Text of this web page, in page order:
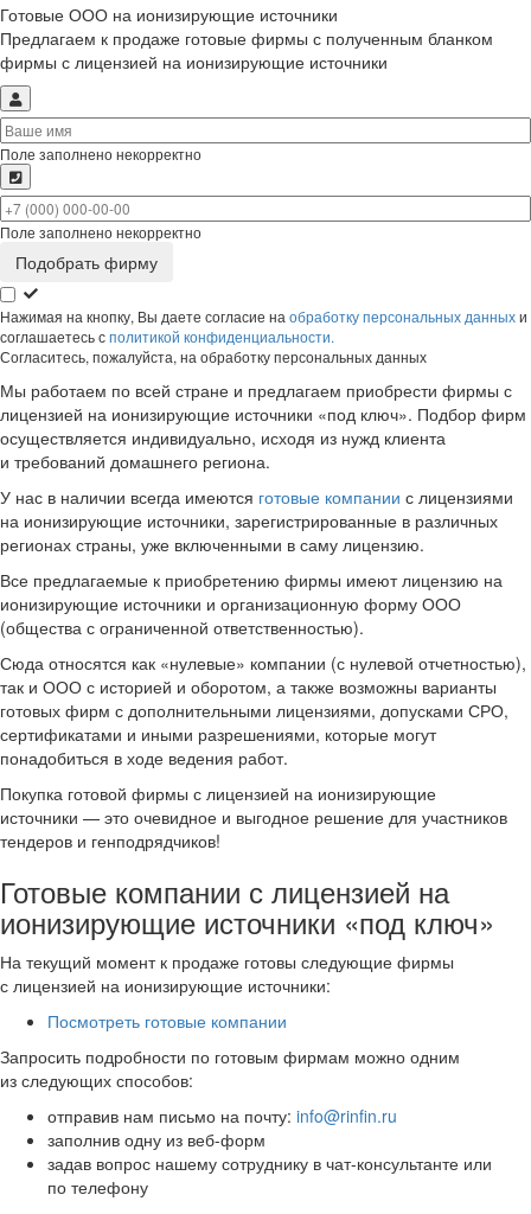
Готовые ООО на ионизирующие источники
Предлагаем к продаже готовые фирмы с полученным бланком
фирмы с лицензией на ионизирующие источники
Поле заполнено некорректно
Поле заполнено некорректно
Нажимая на кнопку, Вы даете согласие на обработку персональных данныхи
соглашаетесь сполитикой конфиденциальности.
Согласитесь, пожалуйста, на обработку персональных данных
Мы работаем по всей стране и предлагаем приобрести фирмы с
лицензией на ионизирующие источники «под ключ». Подбор фирм
осуществляется индивидуально, исходя из нужд клиента
и требований домашнего региона.
У нас в наличии всегда имеются готовые компании с лицензиями
на ионизирующие источники, зарегистрированные в различных
регионах страны, уже включенными в саму лицензию.
Все предлагаемые к приобретению фирмы имеют лицензию на
ионизирующие источники и организационную форму ООО
(общества с ограниченной ответственностью).
Сюда относятся как «нулевые» компании (с нулевой отчетностью),
так и ООО с историей и оборотом, а также возможны варианты
готовых фирм с дополнительными лицензиями, допусками СРО,
сертификатами и иными разрешениями, которые могут
понадобиться в ходе ведения работ.
Покупка готовой фирмы с лицензией на ионизирующие
источники — это очевидное и выгодное решение для участников
тендеров и генподрядчиков!
Готовые компании с лицензией на
ионизирующие источники «под ключ»
На текущий момент к продаже готовы следующие фирмы
с лицензией на ионизирующие источники:
Посмотреть готовые компании
Запросить подробности по готовым фирмам можно одним
из следующих способов:
отправив нам письмо на почту: info@rinfin.ru
заполнив одну из веб-форм
задав вопрос нашему сотруднику в чат-консультанте или
по телефону